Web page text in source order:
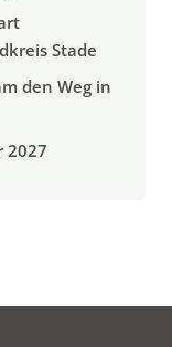
Stade
den Weg in
2027